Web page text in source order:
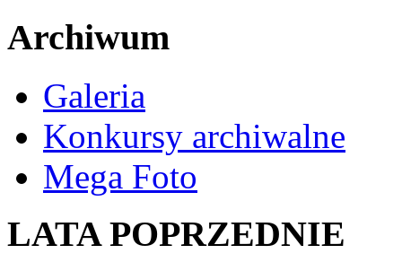
Archiwum
Galeria
Konkursy archiwalne
Mega Foto
LATA POPRZEDNIE